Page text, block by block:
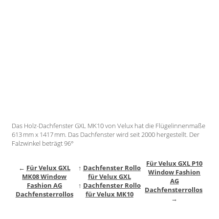
Das Holz-Dachfenster GXL MK10 von Velux hat die Flügelinnenmaße
613 mm x 1417 mm. Das Dachfenster wird seit 2000 hergestellt. Der
Falzwinkel beträgt 96°
← Für Velux GXL
MK08 Window
Fashion AG
Dachfensterrollos
↑ Dachfenster Rollo
für Velux GXL
↑ Dachfenster Rollo
für Velux MK10
Für Velux GXL P10
Window Fashion
AG
Dachfensterrollos
→